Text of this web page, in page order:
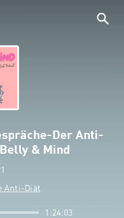
Der Anti-
& Mind
Anti-Diät
1:24:03